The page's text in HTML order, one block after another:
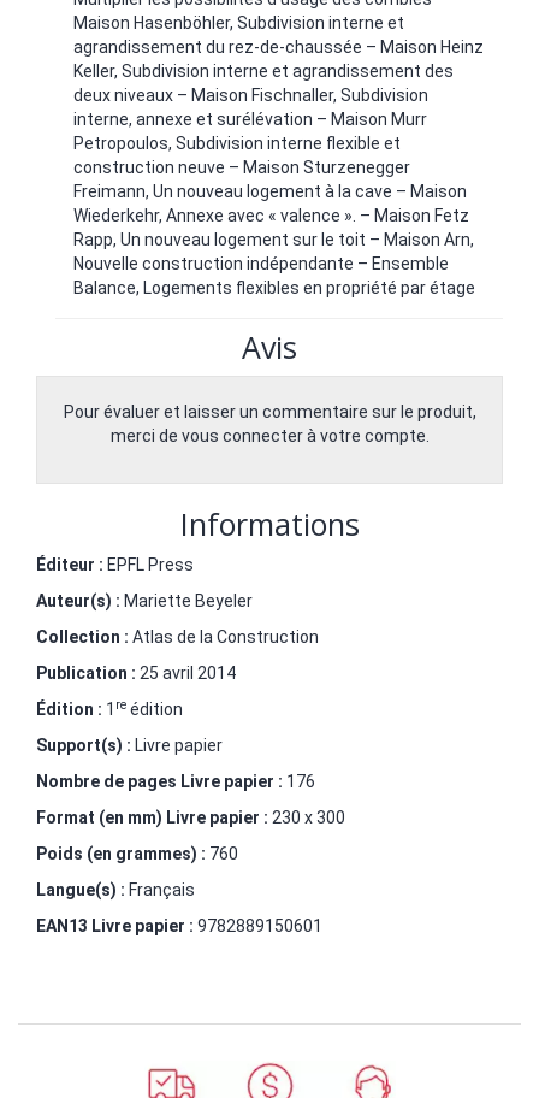
Maison Hasenböhler, Subdivision interne et
agrandissement du rez-de-chaussée – Maison Heinz
Keller, Subdivision interne et agrandissement des
deux niveaux – Maison Fischnaller, Subdivision
interne, annexe et surélévation – Maison Murr
Petropoulos, Subdivision interne flexible et
construction neuve – Maison Sturzenegger
Freimann, Un nouveau logement à la cave – Maison
Wiederkehr, Annexe avec « valence ». – Maison Fetz
Rapp, Un nouveau logement sur le toit – Maison Arn,
Nouvelle construction indépendante – Ensemble
Balance, Logements flexibles en propriété par étage
Avis
Pour évaluer et laisser un commentaire sur le produit,
merci de vous connecter à votre compte.
Informations
Éditeur : EPFL Press
Auteur(s) : Mariette Beyeler
Collection : Atlas de la Construction
Publication : 25 avril 2014
Édition : 1 re édition
Support(s) : Livre papier
Nombre de pages Livre papier : 176
Format (en mm) Livre papier : 230 x 300
Poids (en grammes) : 760
Langue(s) : Français
EAN13 Livre papier : 9782889150601